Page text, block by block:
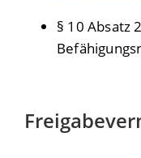
§ 10 Absatz